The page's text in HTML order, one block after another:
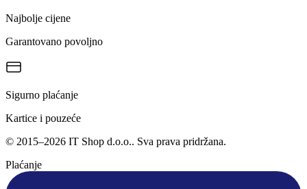
Najbolje cijene
Garantovano povoljno
Sigurno plaćanje
Kartice i pouzeće
© 2015–2026 IT Shop d.o.o.. Sva prava pridržana.
Plaćanje